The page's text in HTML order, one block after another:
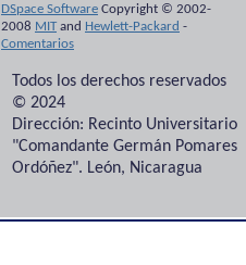
DSpace Software Copyright © 2002-
2008 MITand Hewlett-Packard -
Comentarios
Todos los derechos reservados
© 2024
Dirección: Recinto Universitario
"Comandante Germán Pomares
Ordóñez". León, Nicaragua